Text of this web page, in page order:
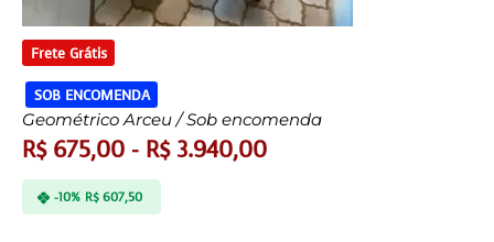
Frete Grátis
SOB ENCOMENDA
Geométrico Arceu / Sob encomenda
R$675,00 - R$3.940,00
-10% R$607,50